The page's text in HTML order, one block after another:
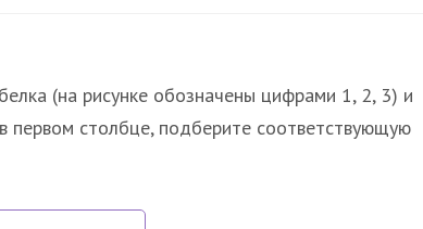
(на рисунке обозначены цифрами 1, 2, 3) и
первом столбце, подберите соответствующую